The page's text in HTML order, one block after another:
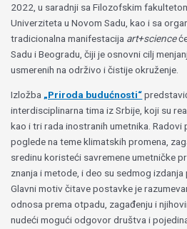
2022, u saradnji sa Filozofskim
Univerziteta u Novom Sadu, kao i sa
tradicionalna manifestacija art+science
Sadu i Beogradu, čiji je osnovni cilj
usmerenih na održivo i čistije okruženje.
Izložba „Priroda budućnosti“
interdisciplinarna tima iz Srbije, koji su
kao i tri rada inostranih umetnika.
poglede na teme klimatskih promena,
sredinu koristeći savremene umetničke
znanja i metode, i deo su sedmog
Glavni motiv čitave postavke je
odnosa prema otpadu, zagađenju i
nudeći mogući odgovor društva i